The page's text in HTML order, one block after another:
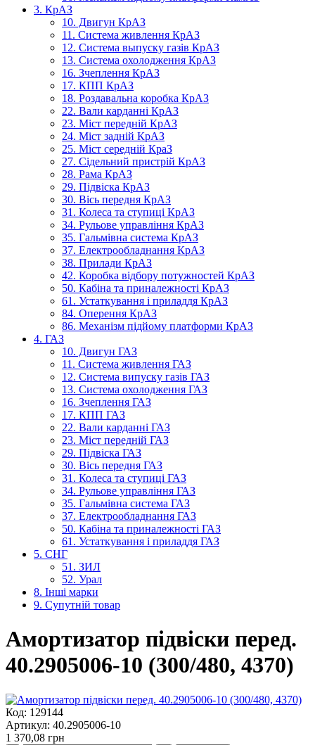
3. КрАЗ
10. Двигун КрАЗ
11. Система живлення КрАЗ
12. Система выпуску газів КрАЗ
13. Система охолодження КрАЗ
16. Зчеплення КрАЗ
17. КПП КрАЗ
18. Роздавальна коробка КрАЗ
22. Вали карданні КрАЗ
23. Міст передній КрАЗ
24. Міст задній КрАЗ
25. Міст середній КраЗ
27. Сідельний пристрій КрАЗ
28. Рама КрАЗ
29. Підвіска КрАЗ
30. Вісь передня КрАЗ
31. Колеса та ступиці КрАЗ
34. Рульове управління КрАЗ
35. Гальмівна система КрАЗ
37. Електрообладнання КрАЗ
38. Прилади КрАЗ
42. Коробка відбору потужностей КрАЗ
50. Кабіна та приналежності КрАЗ
61. Устаткування і приладдя КрАЗ
84. Оперення КрАЗ
86. Механізм підйому платформи КрАЗ
4. ГАЗ
10. Двигун ГАЗ
11. Система живлення ГАЗ
12. Система випуску газів ГАЗ
13. Система охолодження ГАЗ
16. Зчеплення ГАЗ
17. КПП ГАЗ
22. Вали карданні ГАЗ
23. Міст передній ГАЗ
29. Підвіска ГАЗ
30. Вісь передня ГАЗ
31. Колеса та ступиці ГАЗ
34. Рульове управління ГАЗ
35. Гальмівна система ГАЗ
37. Електрообладнання ГАЗ
50. Кабіна та приналежності ГАЗ
61. Устаткування і приладдя ГАЗ
5. СНГ
51. ЗИЛ
52. Урал
8. Інші марки
9. Супутній товар
Амортизатор підвіски перед.
40.2905006-10 (300/480, 4370)
Код: 129144
Артикул: 40.2905006-10
1 370,08 грн